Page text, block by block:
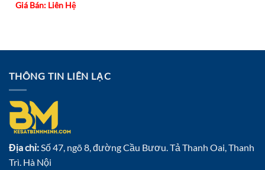
Giá Bán: Liên Hệ
THÔNG TIN LIÊN LẠC
Địa chỉ: Số 47, ngõ 8, đường Cầu Bươu. Tả Thanh Oai, Thanh
Trì. Hà Nội